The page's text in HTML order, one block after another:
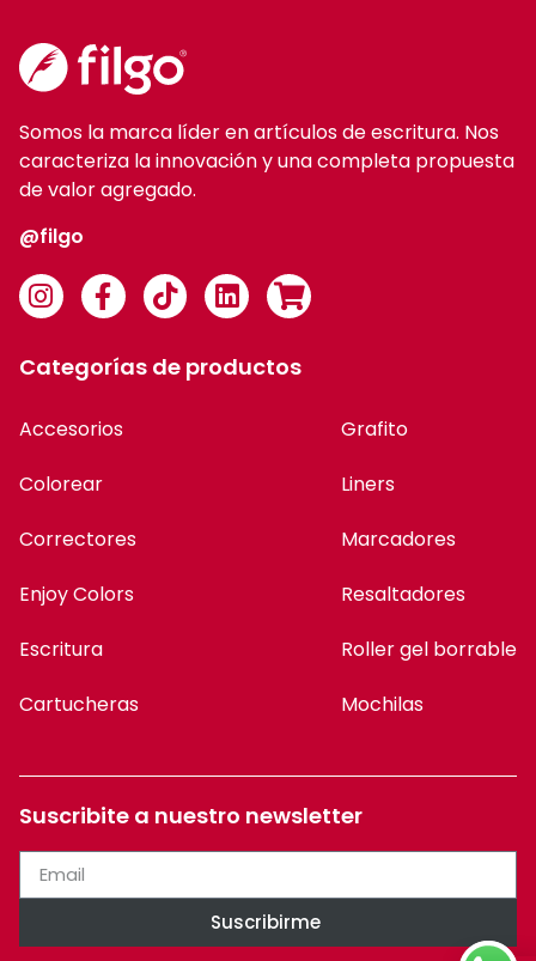
Somos la marca líder en artículos de escritura. Nos
caracteriza la innovación y una completa propuesta
de valor agregado.
@filgo
Categorías de productos
Accesorios
Colorear
Correctores
Enjoy Colors
Escritura
Cartucheras
Grafito
Liners
Marcadores
Resaltadores
Roller gel borrable
Mochilas
Suscribite a nuestro newsletter
Suscribirme